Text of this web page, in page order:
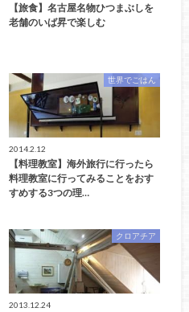
【旅食】名古屋名物ひつまぶしを
老舗のいば昇で楽しむ
世界でごはん
2014.2.12
【料理教室】海外旅行に行ったら
料理教室に行ってみることをおす
すめする3つの理…
クロアチア
2013.12.24